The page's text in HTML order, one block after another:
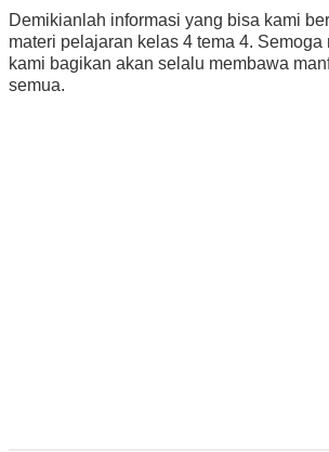
Demikianlah informasi yang bisa kami
materi pelajaran kelas 4 tema 4. Semoga
kami bagikan akan selalu membawa
semua.